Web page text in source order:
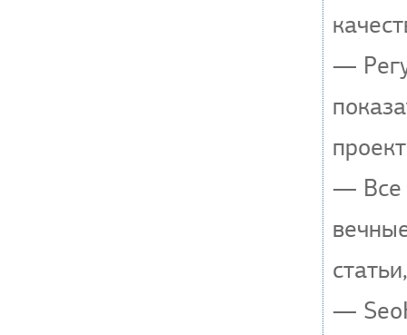
—
— Все
—